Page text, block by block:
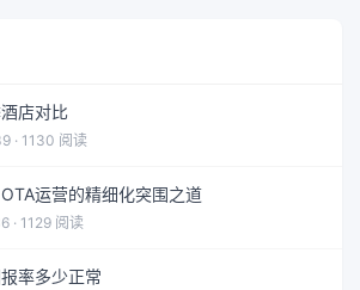
店对比
· 1130 阅读
运营的精细化突围之道
· 1129 阅读
率多少正常